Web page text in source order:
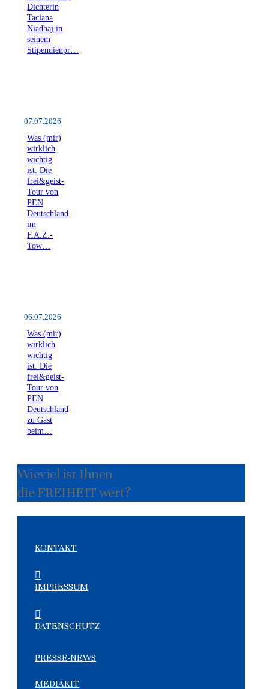
Dichterin
Taciana
Niadbaj in
seinem
Stipendienpr…
07.07.2026
Was (mir)
wirklich
wichtig
ist. Die
frei&geist-
Tour von
PEN
Deutschland
im
F.A.Z.-
Tow…
06.07.2026
Was (mir)
wirklich
wichtig
ist. Die
frei&geist-
Tour von
PEN
Deutschland
zu Gast
beim…
Wieviel ist Ihnen
die FREIHEIT wert?
KONTAKT
IMPRESSUM
DATENSCHUTZ
PRESSE-NEWS
MEDIAKIT